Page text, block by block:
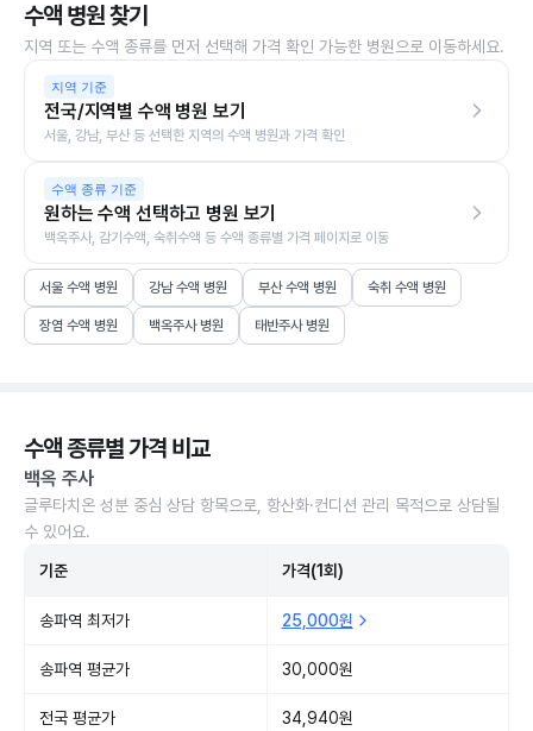
수액 병원 찾기
지역 또는 수액 종류를 먼저 선택해 가격 확인 가능한 병원으로 이동하세요.
지역 기준
전국/지역별 수액 병원 보기
서울, 강남, 부산 등 선택한 지역의 수액 병원과 가격 확인
수액 종류 기준
원하는 수액 선택하고 병원 보기
백옥주사, 감기수액, 숙취수액 등 수액 종류별 가격 페이지로 이동
서울 수액 병원 강남 수액 병원 부산 수액 병원 숙취 수액 병원
장염 수액 병원 백옥주사 병원 태반주사 병원
수액 종류별 가격 비교
백옥 주사
글루타치온 성분 중심 상담 항목으로, 항산화·컨디션 관리 목적으로 상담될
수 있어요.
기준 가격(1회)
송파역 최저가 25,000원
송파역 평균가 30,000원
전국 평균가 34,940원